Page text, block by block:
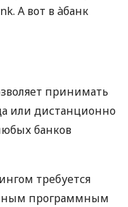
А вот в àбанк
принимать
или дистанционно
банков
требуется
программным